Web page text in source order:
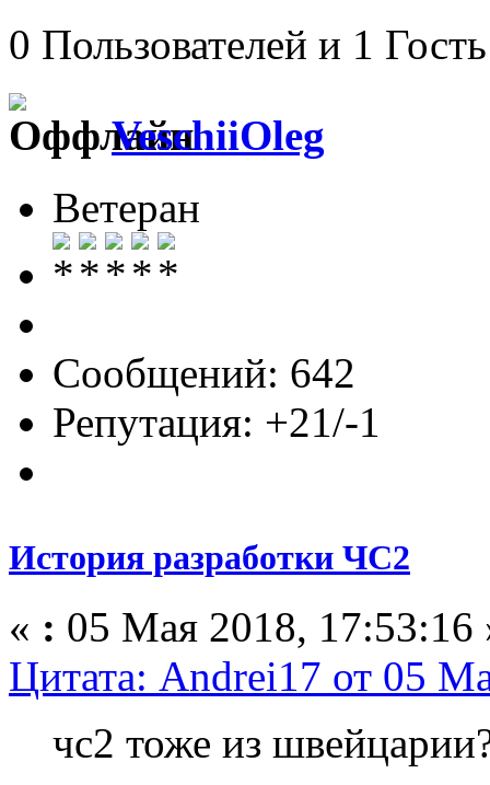
0 Пользователей и 1
VeschiiOleg
Ветеран
Сообщений: 642
Репутация: +21/-1
История разработки ЧС2
« : 05 Мая 2018, 17:53:16
Цитата: Andrei17 от 05
чс2 тоже из